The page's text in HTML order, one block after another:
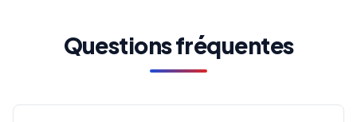
Questions fréquentes